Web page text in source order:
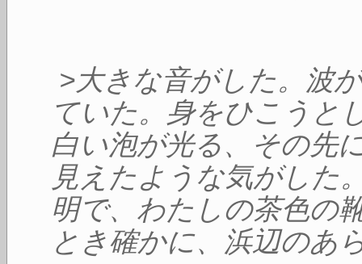
>大きな音がした。波
ていた。身をひこうと
白い泡が光る、その先
見えたような気がした
明で、わたしの茶色の
とき確かに、浜辺のあ